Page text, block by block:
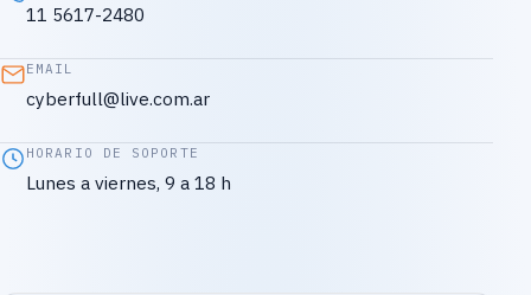
11 5617-2480
EMAIL
cyberfull@live.com.ar
HORARIO DE SOPORTE
Lunes a viernes, 9 a 18 h